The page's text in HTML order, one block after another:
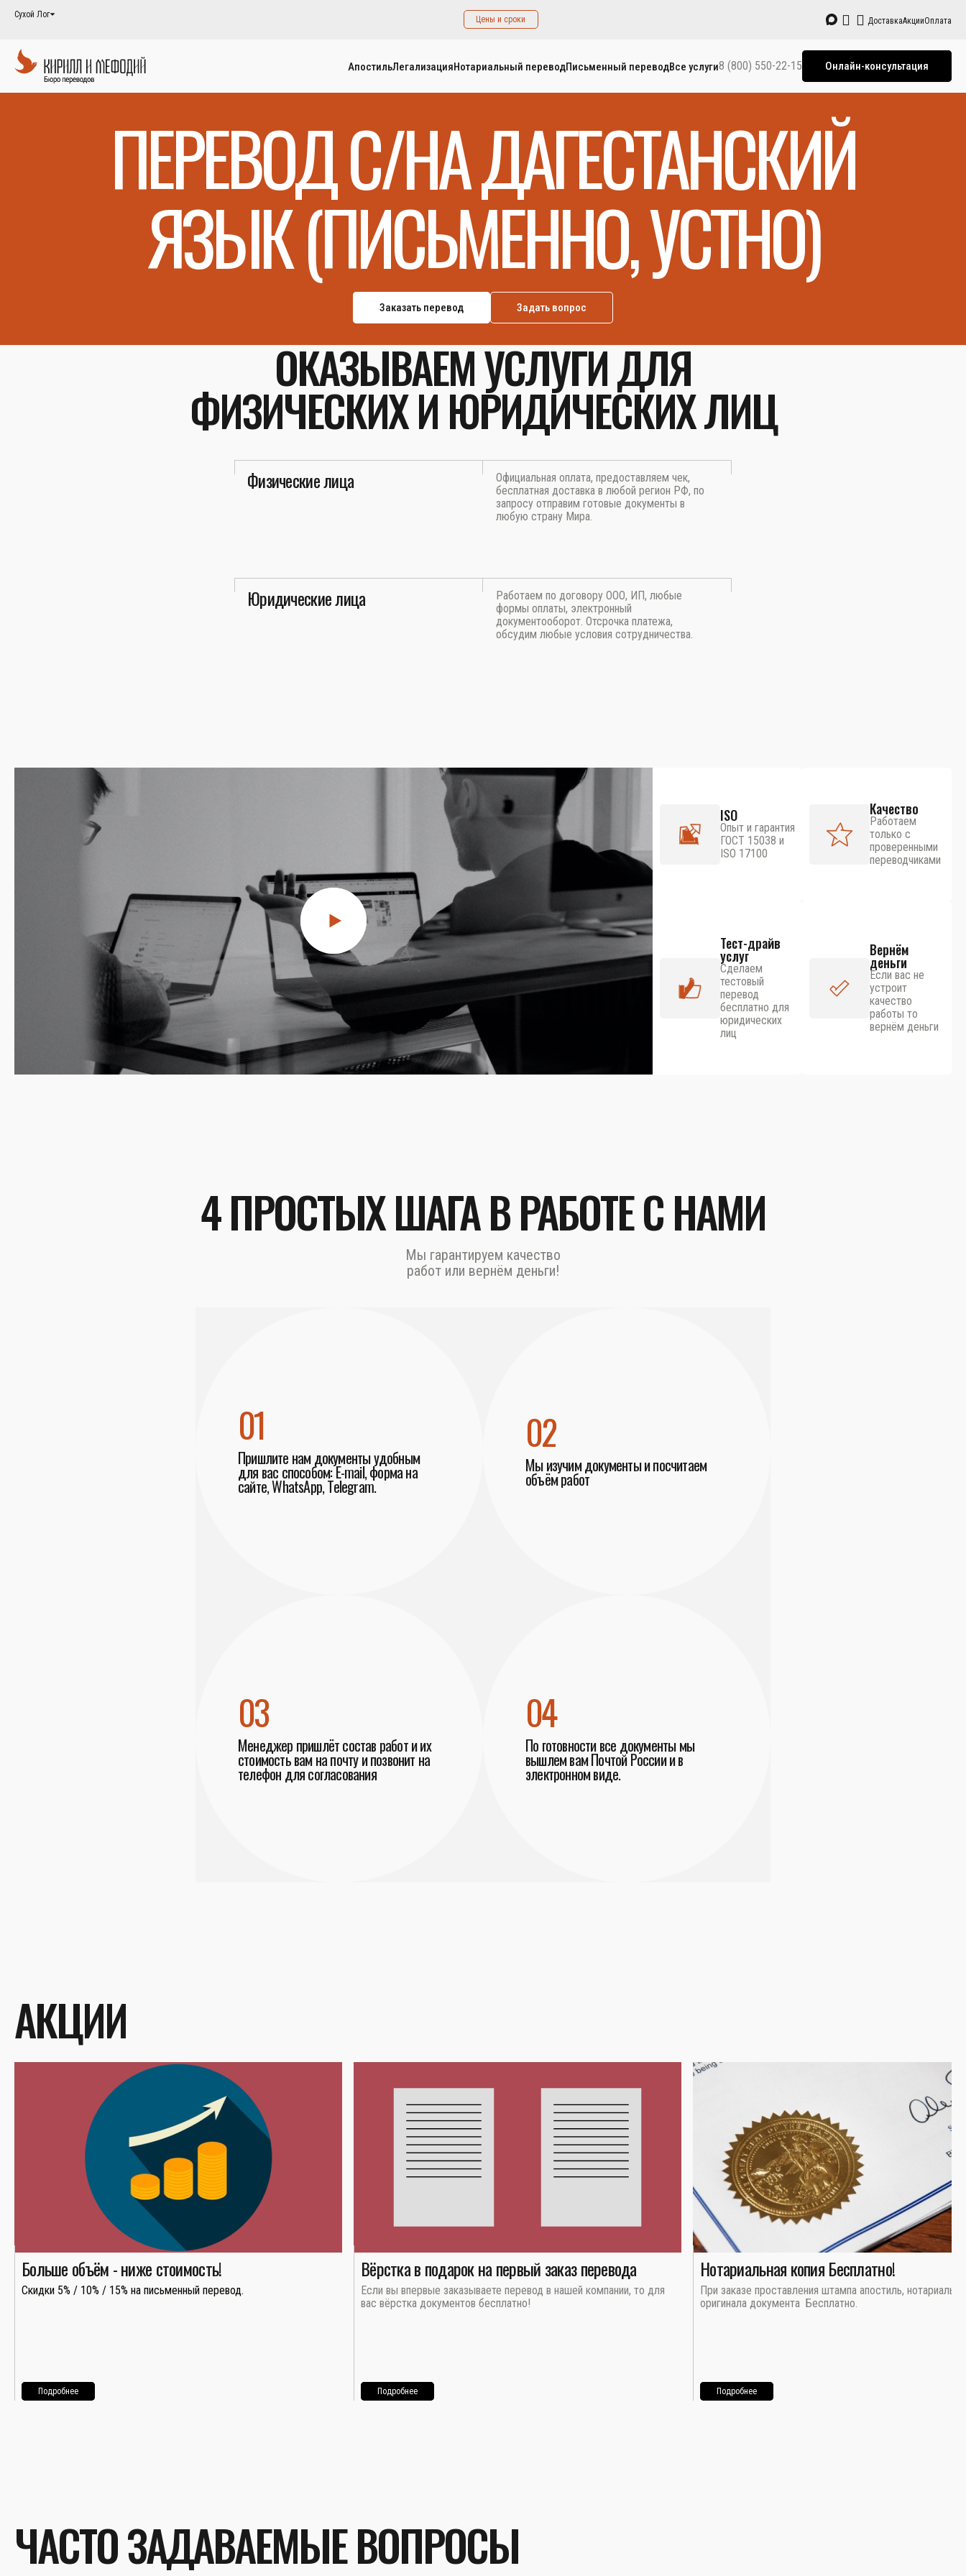
Сухой Лог Цены и сроки ДоставкаАкцииОплата
АпостильЛегализацияНотариальный переводПисьменный переводВсе услуги8 (800) 550-22-15 Онлайн-консультация
ПЕРЕВОД С/НА ДАГЕСТАНСКИЙ
ЯЗЫК (ПИСЬМЕННО, УСТНО)
Заказать перевод Задать вопрос
ОКАЗЫВАЕМ УСЛУГИ ДЛЯ
ФИЗИЧЕСКИХ И ЮРИДИЧЕСКИХ ЛИЦ
Физические лица
Официальная оплата, предоставляем чек,
бесплатная доставка в любой регион РФ, по
запросу отправим готовые документы в
любую страну Мира.
Юридические лица
Работаем по договору ООО, ИП, любые
формы оплаты, электронный
документооборот. Отсрочка платежа,
обсудим любые условия сотрудничества.
ISO
Опыт и гарантия
ГОСТ 15038 и
ISO 17100
Качество
Работаем
только с
проверенными
переводчиками
Тест-драйв
услуг
Сделаем
тестовый
перевод
бесплатно для
юридических
лиц
Вернём
деньги
Если вас не
устроит
качество
работы то
вернём деньги
4 ПРОСТЫХ ШАГА В РАБОТЕ С НАМИ
Мы гарантируем качество
работ или вернём деньги!
01
Пришлите нам документы удобным
для вас способом: E-mail, форма на
сайте, WhatsApp, Telegram.
02
Мы изучим документы и посчитаем
объём работ
04
По готовности все документы мы
вышлем вам Почтой России и в
электронном виде.
03
Менеджер пришлёт состав работ и их
стоимость вам на почту и позвонит на
телефон для согласования
АКЦИИ
Больше объём - ниже стоимость!
Скидки 5% / 10% / 15% на письменный перевод.
Подробнее
Вёрстка в подарок на первый заказ перевода
Если вы впервые заказываете перевод в нашей компании, то для
вас вёрстка документов бесплатно!
Подробнее
Нотариальная копия Бесплатно!
При заказе проставления штампа апостиль,
оригинала документа Бесплатно.
Подробнее
ЧАСТО ЗАДАВАЕМЫЕ ВОПРОСЫ